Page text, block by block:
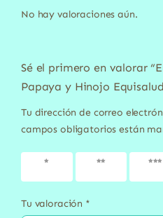
No hay valoraciones aún.
Sé el primero en valorar
Papaya y Hinojo
Tu dirección de correo
campos obligatorios están
1 de 5
2 de 5
3 de 5
Tu valoración *